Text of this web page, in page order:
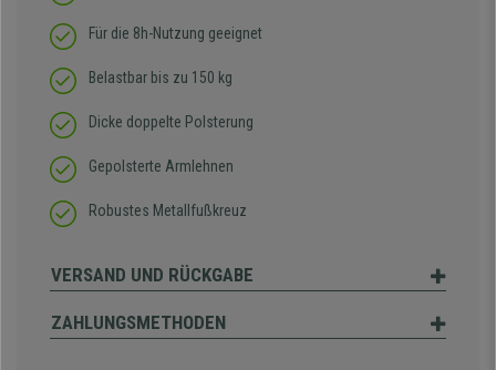
Für die 8h-Nutzung geeignet
Belastbar bis zu 150 kg
Dicke doppelte Polsterung
Gepolsterte Armlehnen
Robustes Metallfußkreuz
VERSAND UND RÜCKGABE
ZAHLUNGSMETHODEN